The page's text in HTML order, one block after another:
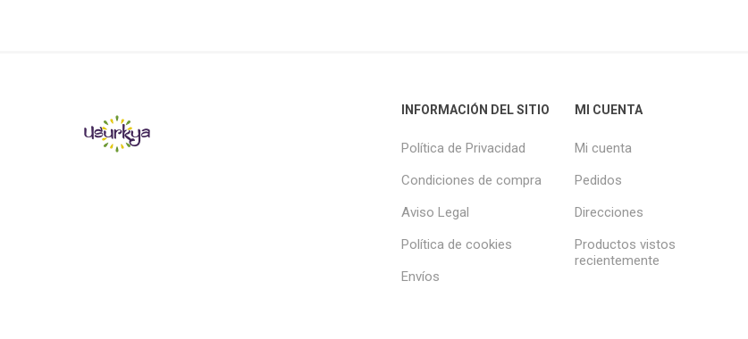
INFORMACIÓN DEL SITIO
Política de Privacidad
Condiciones de compra
Aviso Legal
Política de cookies
Envíos
MI CUENTA
Mi cuenta
Pedidos
Direcciones
Productos vistos
recientemente